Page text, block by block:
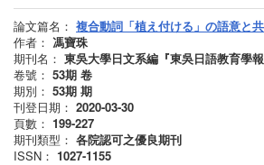
論文篇名： 複合動詞「植え付ける」の語意と
作者： 馮寶珠
期刊名： 東吳大學日文系編『東吳日語教育學報
卷號： 53期 卷
期別： 53期 期
刊登日期： 2020-03-30
頁數： 199-227
期刊類型： 各院認可之優良期刊
ISSN： 1027-1155